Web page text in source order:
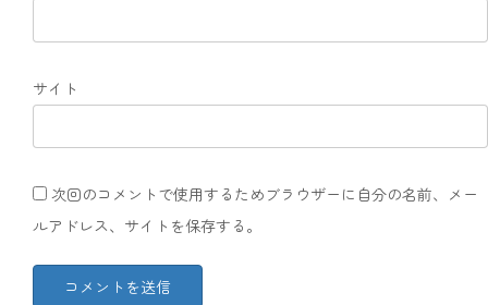
サイト
次回のコメントで使用するためブラウザーに自分の名前、メー
ルアドレス、サイトを保存する。